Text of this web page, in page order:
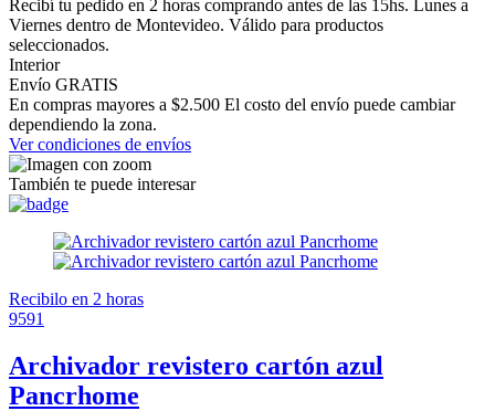
Recibí tu pedido en 2 horas comprando antes de las 15hs. Lunes a
Viernes dentro de Montevideo. Válido para productos
seleccionados.
Interior
Envío GRATIS
En compras mayores a $2.500 El costo del envío puede cambiar
dependiendo la zona.
Ver condiciones de envíos
También te puede interesar
Recibilo en 2 horas
9591
Archivador revistero cartón azul
Pancrhome